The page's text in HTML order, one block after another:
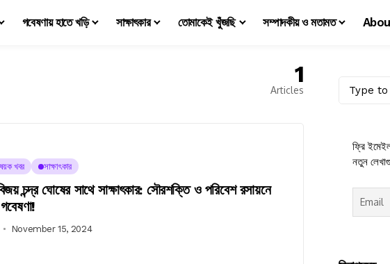
গবেষণায় হাতে খড়ি সাক্ষাৎকার তোমাকেই খুঁজছি সম্পাদকীয় ও মতামত
1
Articles
খবর সাক্ষাৎকার
চন্দ্র ঘোষের সাথে সাক্ষাৎকার: সৌরশক্তি ও পরিবেশ রসায়নে
November 15, 2024
ফ্রি
নতুন